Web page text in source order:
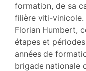
formation, de sa
filière viti-vinicole.
Florian Humbert,
étapes et
années de
brigade nationale